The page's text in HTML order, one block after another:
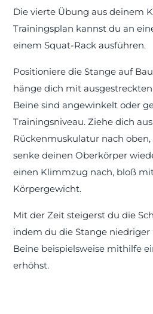
Die vierte Übung aus deinem
Trainingsplan kannst du an
einem Squat-Rack ausführen.
Positioniere die Stange auf
hänge dich mit
Beine sind angewinkelt oder
Trainingsniveau. Ziehe dich
Rückenmuskulatur nach
senke deinen Oberkörper
einen Klimmzug nach, bloß
Körpergewicht.
Mit der Zeit steigerst du die
indem du die Stange
Beine beispielsweise mithilfe
erhöhst.